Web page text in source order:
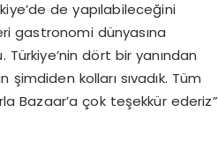
de yapılabileceğini
gastronomi dünyasına
Türkiye’nin dört bir yanından
kolları sıvadık. Tüm
Bazaar’a çok teşekkür ederiz”